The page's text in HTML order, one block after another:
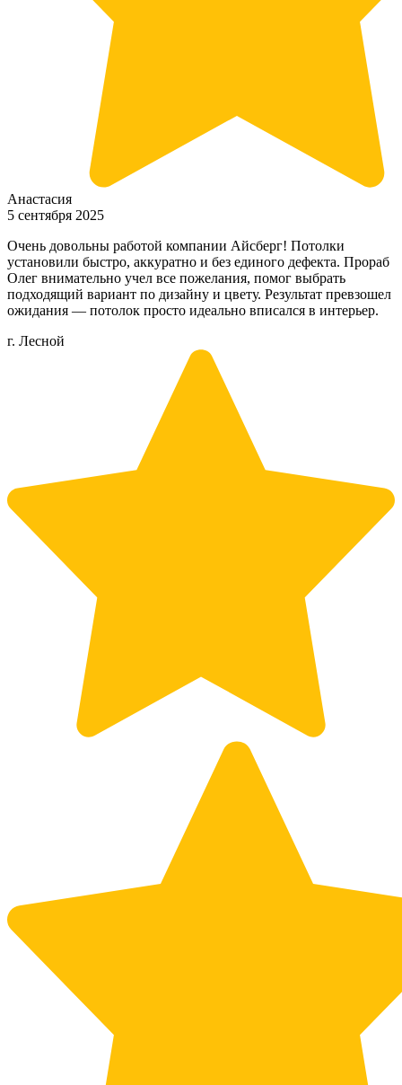
Анастасия
5 сентября 2025
Очень довольны работой компании Айсберг! Потолки
установили быстро, аккуратно и без единого дефекта. Прораб
Олег внимательно учел все пожелания, помог выбрать
подходящий вариант по дизайну и цвету. Результат превзошел
ожидания — потолок просто идеально вписался в интерьер.
г. Лесной